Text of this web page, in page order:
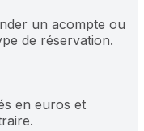
un acompte ou
de réservation.
en euros et